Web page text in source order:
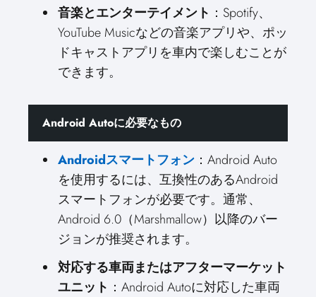
音楽とエンターテイメント ：Spotify、
YouTube Musicなどの音楽アプリや、ポッ
ドキャストアプリを車内で楽しむことが
できます。
Android Autoに必要なもの
Androidスマートフォン ：Android Auto
を使用するには、互換性のあるAndroid
スマートフォンが必要です。通常、
Android 6.0（Marshmallow）以降のバー
ジョンが推奨されます。
対応する車両またはアフターマーケット
ユニット ：Android Autoに対応した車両